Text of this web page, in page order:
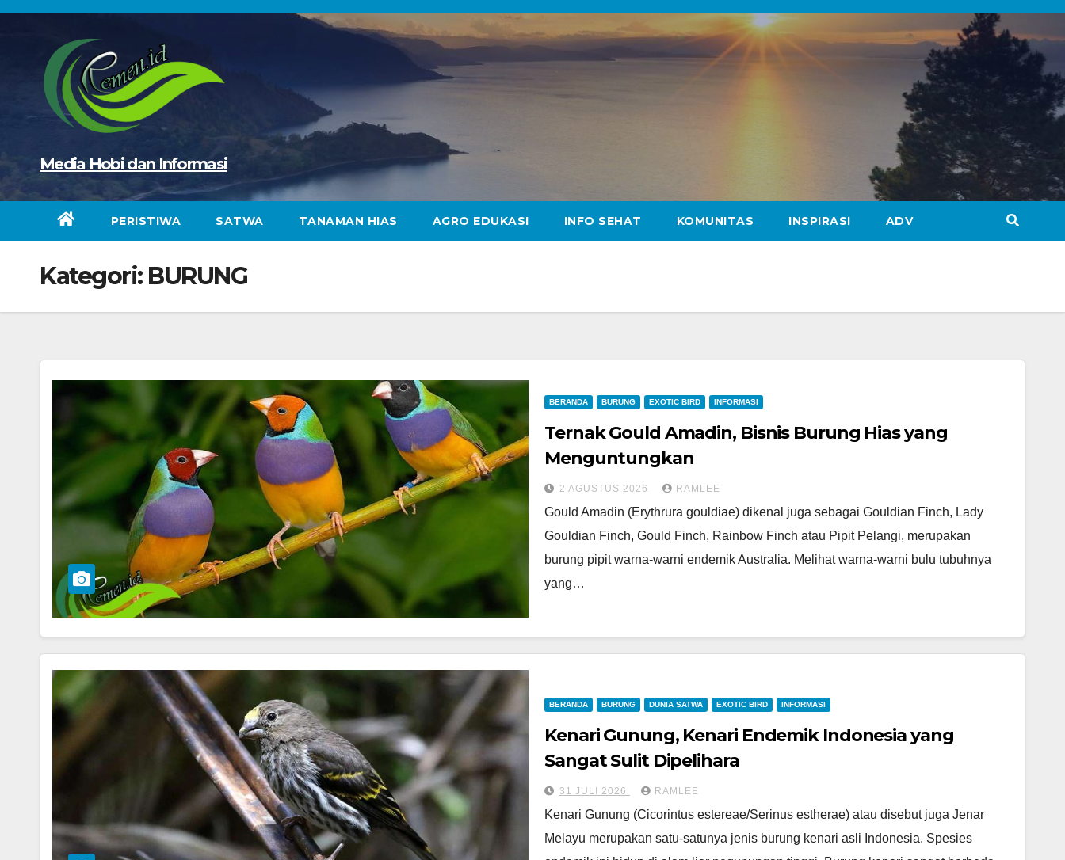
Skip
Media Hobi dan Informasi
PERISTIWA SATWA TANAMAN HIAS AGRO EDUKASI INFO SEHAT KOMUNITAS INSPIRASI ADV
Kategori: BURUNG
BERANDA BURUNG EXOTIC BIRD INFORMASI
Ternak Gould Amadin, Bisnis Burung Hias yang
Menguntungkan
2 AGUSTUS 2026 RAMLEE
Gould Amadin (Erythrura gouldiae) dikenal juga sebagai Gouldian Finch, Lady
Gouldian Finch, Gould Finch, Rainbow Finch atau Pipit Pelangi, merupakan
burung pipit warna-warni endemik Australia. Melihat warna-warni bulu tubuhnya
yang…
BERANDA BURUNG DUNIA SATWA EXOTIC BIRD INFORMASI
Kenari Gunung, Kenari Endemik Indonesia yang
Sangat Sulit Dipelihara
31 JULI 2026 RAMLEE
Kenari Gunung (Cicorintus estereae/Serinus estherae) atau disebut juga Jenar
Melayu merupakan satu-satunya jenis burung kenari asli Indonesia. Spesies